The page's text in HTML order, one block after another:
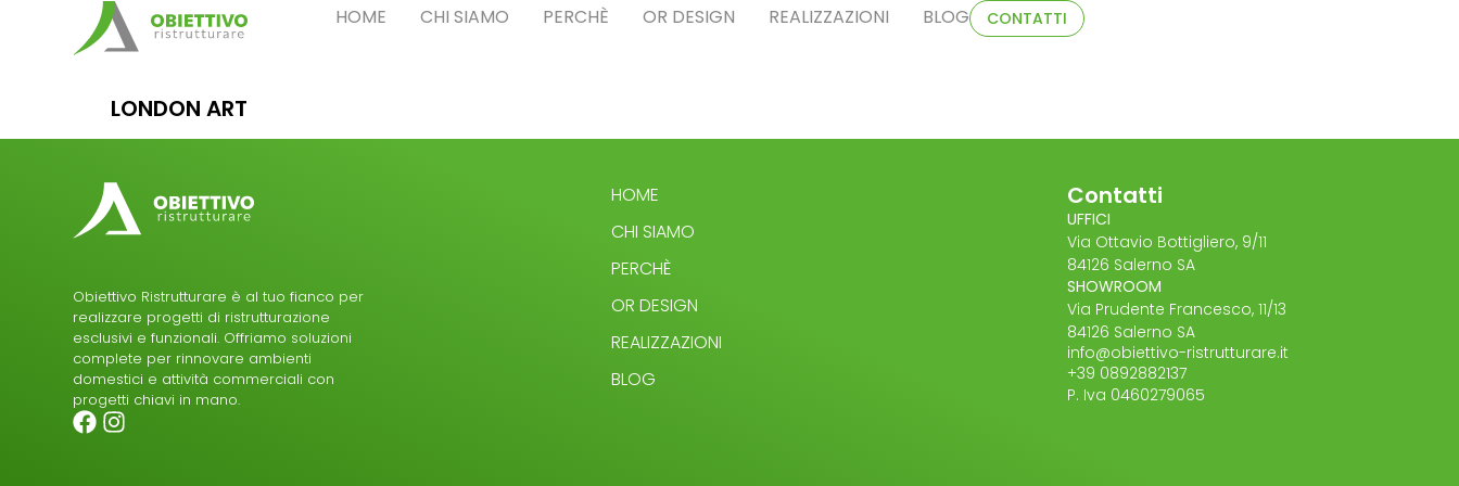
HOME CHI SIAMO PERCHÈ OR DESIGN REALIZZAZIONI BLOG CONTATTI
LONDON ART
Obiettivo Ristrutturare è al tuo fianco per
realizzare progetti di ristrutturazione
esclusivi e funzionali. Offriamo soluzioni
complete per rinnovare ambienti
domestici e attività commerciali con
progetti chiavi in mano.
HOME
CHI SIAMO
PERCHÈ
OR DESIGN
REALIZZAZIONI
BLOG
Contatti
UFFICI
Via Ottavio Bottigliero, 9/11
84126 Salerno SA
SHOWROOM
Via Prudente Francesco, 11/13
84126 Salerno SA
info@obiettivo-ristrutturare.it
+39 0892882137
P. Iva 0460279065